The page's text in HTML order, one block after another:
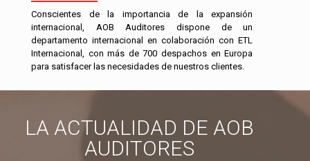
Conscientes de la importancia de la expansión
internacional, AOB Auditores dispone de un
departamento internacional en colaboración con ETL
Internacional, con más de 700 despachos en Europa
para satisfacer las necesidades de nuestros clientes.
LA ACTUALIDAD DE AOB
AUDITORES